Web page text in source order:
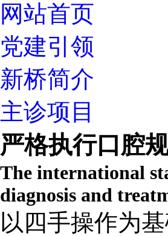
网站首页
党建引领
新桥简介
主诊项目
严格执行口腔
The international
diagnosis and
以四手操作为